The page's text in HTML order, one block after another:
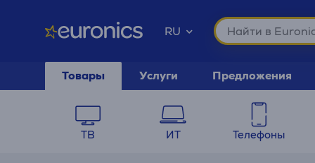
RU
Товары Услуги Предложения
ТВ ИТ Телефоны